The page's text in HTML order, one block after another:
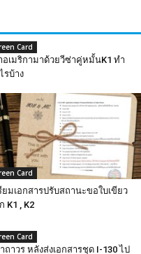
Card
อเมริกามาด้วยวีซ่าคู่หมั้นK1 ทำ
รบ้าง
Card
ยมเอกสารปรับสถานะขอใบเขียว
K1 , K2
Card
ถาวร หลังส่งเอกสารชุด I-130 ไป